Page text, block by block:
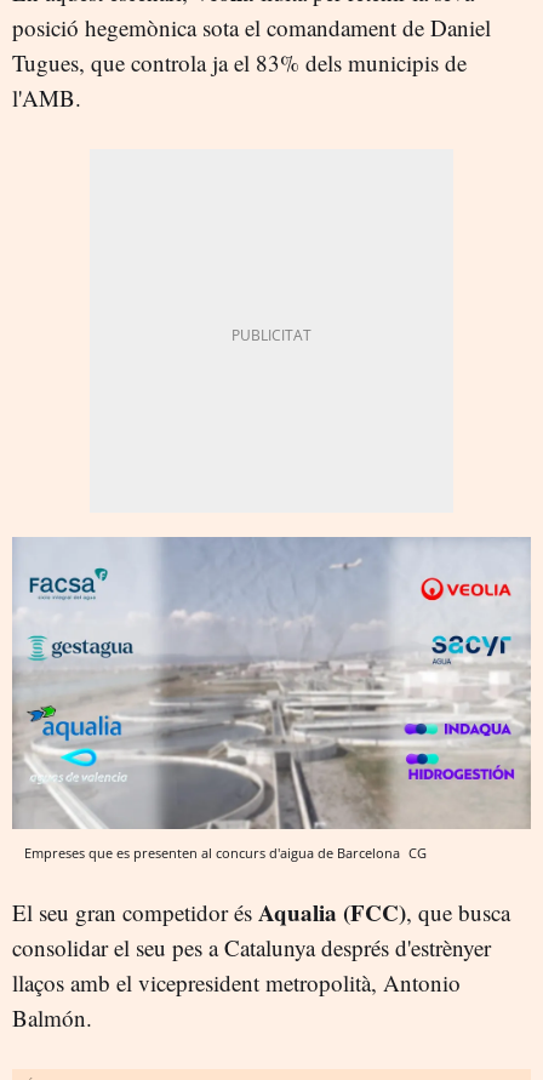
posició hegemònica sota el comandament de Daniel
Tugues, que controla ja el 83% dels municipis de
l'AMB.
Empreses que es presenten al concurs d'aigua de Barcelona CG
El seu gran competidor és Aqualia (FCC), que busca
consolidar el seu pes a Catalunya després d'estrènyer
llaços amb el vicepresident metropolità, Antonio
Balmón.